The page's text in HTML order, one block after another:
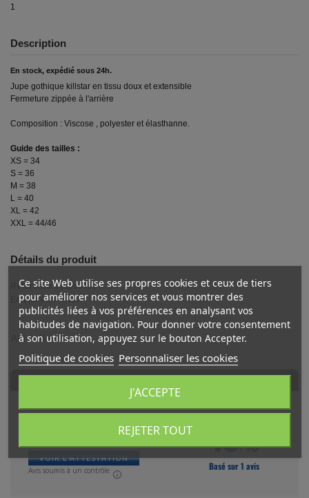
1
Description
En stock, expédié sous 24h.
Jupe gothique killstar en tissu doux et extensible
Fermeture zippée à l'arrière
Composition : Viscose , polyester et élasthanne.
Guide des tailles :
XS = 34
S = 36
M = 38
L = 40
XL = 42
XXL = 44/46
Détails du produit
Référence brjupe8456
En stock 1 Produit
Avis clients
VOIR L'ATTESTATION
Avis soumis à un contrôle
10/10
Basé sur 1 avis
Ce site Web utilise ses propres cookies et ceux de tiers
pour améliorer nos services et vous montrer des
publicités liées à vos préférences en analysant vos
habitudes de navigation. Pour donner votre consentement
à son utilisation, appuyez sur le bouton Accepter.
Politique de cookies Personnaliser les cookies
REJETER TOUT
J'ACCEPTE